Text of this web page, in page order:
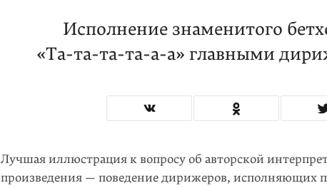
Исполнение знаменитого
«Та-та-та-та-а-а» главными
Лучшая иллюстрация к вопросу об авторской
произведения — поведение дирижеров, исполняющих